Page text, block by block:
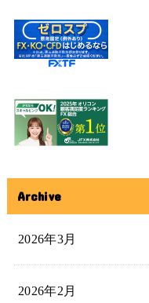
Archive
2026年3月
2026年2月